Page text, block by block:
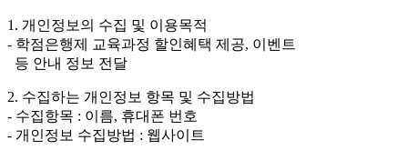
1. 개인정보의 수집 및 이용목적
- 학점은행제 교육과정 할인혜택 제공, 이벤트
등 안내 정보 전달
2. 수집하는 개인정보 항목 및 수집방법
- 수집항목 : 이름, 휴대폰 번호
- 개인정보 수집방법 : 웹사이트